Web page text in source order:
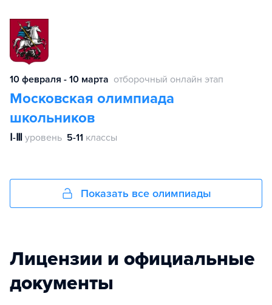
10 февраля - 10 марта отборочный онлайн этап
Московская олимпиада
школьников
Ⅰ-Ⅲ уровень 5-11 классы
Показать все олимпиады
Лицензии и официальные
документы